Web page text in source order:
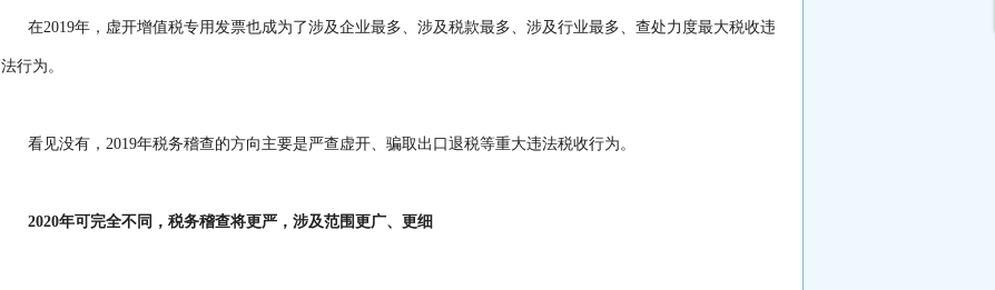
在2019年，虚开增值税专用发票也成为了涉及企业最多、涉及税款最多、涉及行业最多、查处力度最大税收违
法行为。
看见没有，2019年税务稽查的方向主要是严查虚开、骗取出口退税等重大违法税收行为。
2020年可完全不同，税务稽查将更严，涉及范围更广、更细